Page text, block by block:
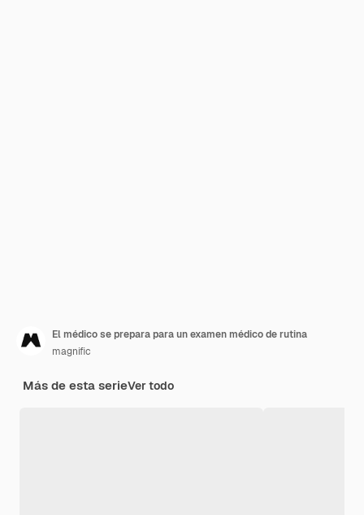
El médico se prepara para un examen médico de rutina
magnific
Más de esta serieVer todo